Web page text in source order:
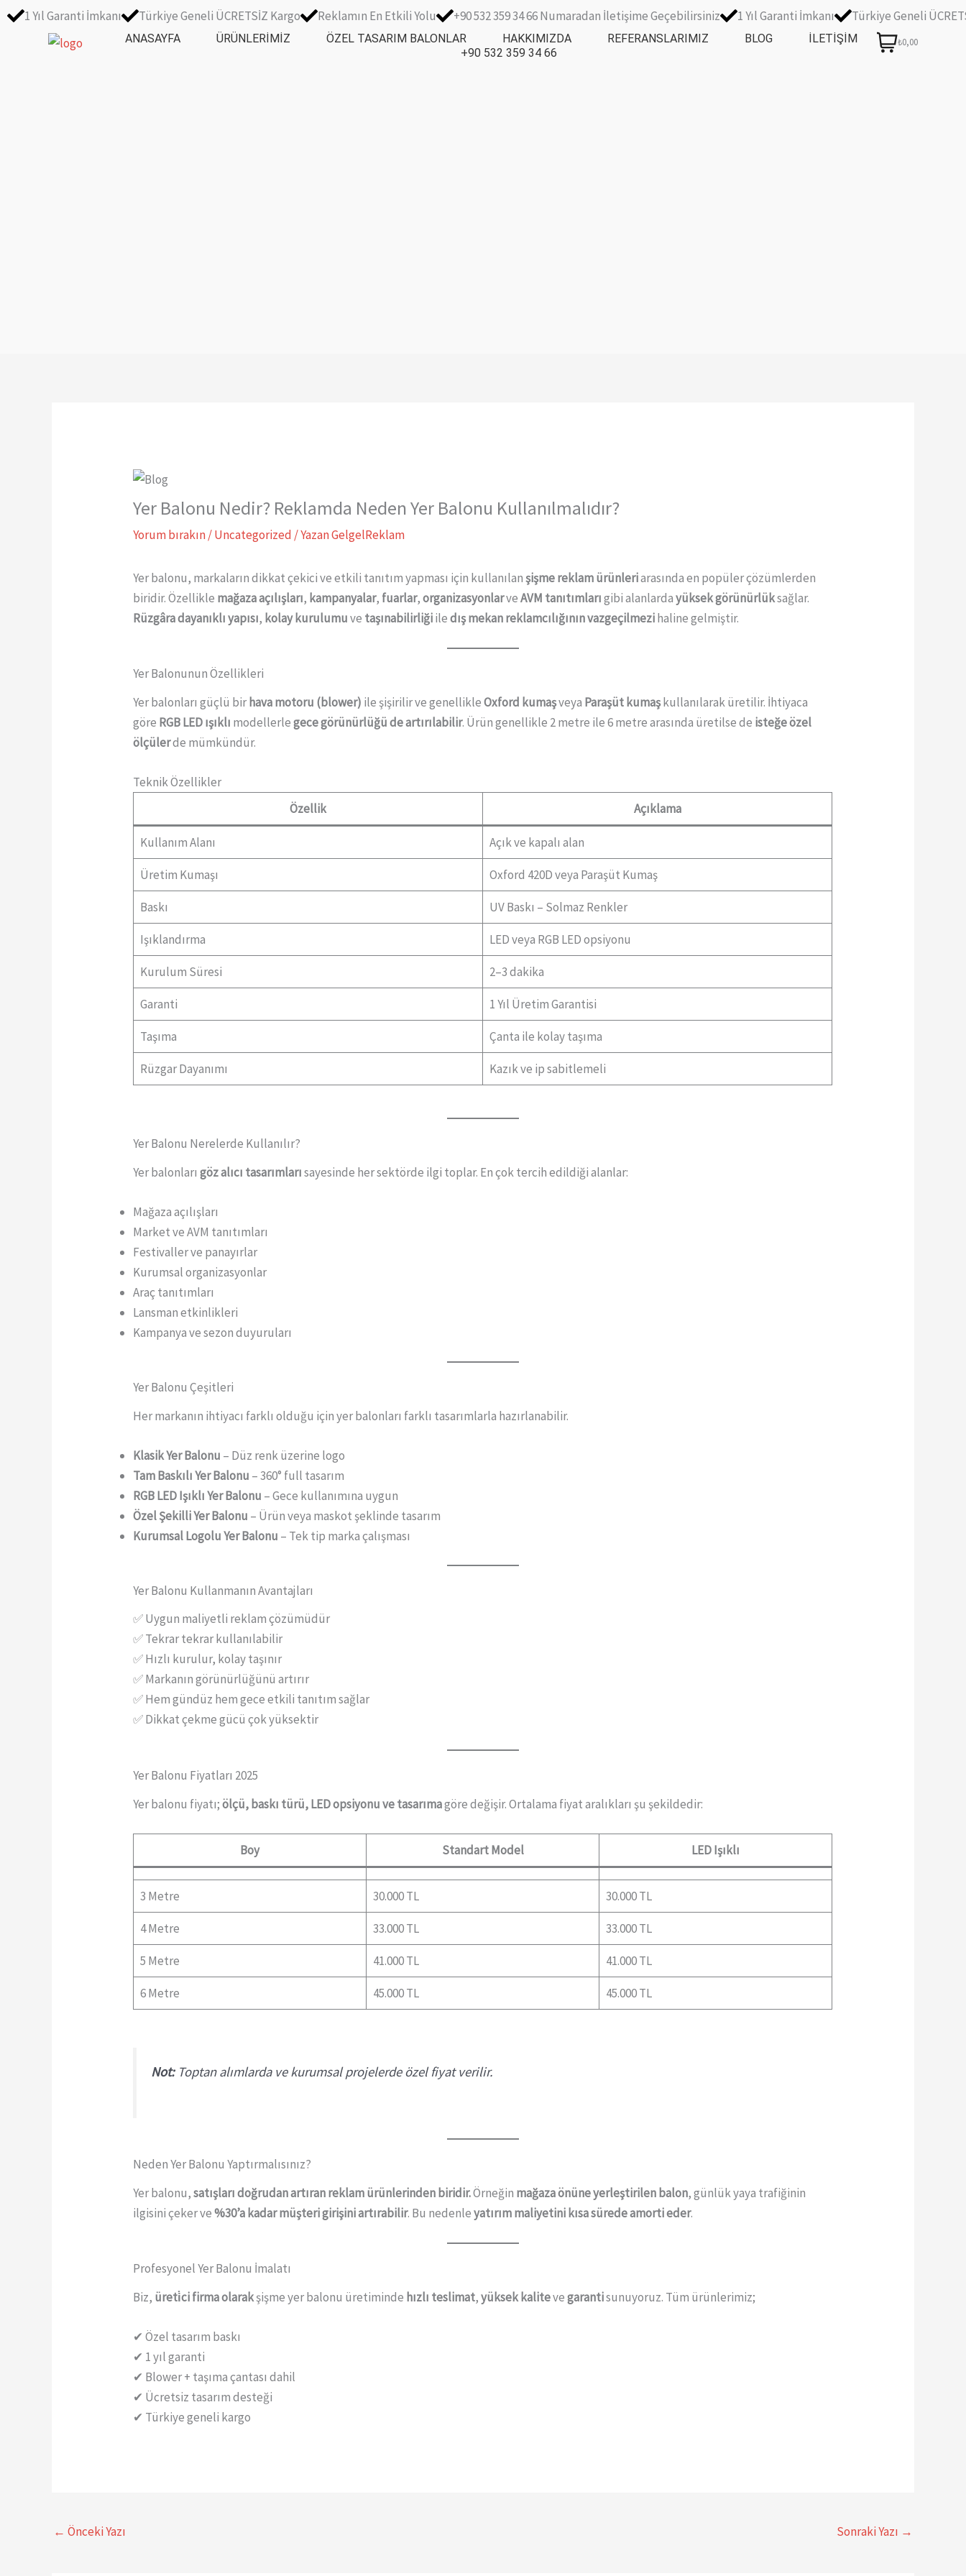
İçeriğe1 Yıl Garanti İmkanı Türkiye Geneli ÜCRETSİZ Kargo Reklamın En Etkili Yolu +90 532 359 34 66 Numaradan İletişime Geçebilirsiniz 1 Yıl Garanti İmkanı Türkiye Geneli
₺0,00
ANASAYFA ÜRÜNLERIMIZ ÖZEL TASARIM BALONLAR HAKKIMIZDA REFERANSLARIMIZ BLOG
İLETIŞIM
+90 532 359 34 66
Yer Balonu Nedir? Reklamda Neden Yer Balonu Kullanılmalıdır?
Yorum bırakın/Uncategorized / YazanGelgelReklam
Yer balonu, markaların dikkat çekici ve etkili tanıtım yapması için kullanılanşişme reklam ürünleriarasında en popüler çözümlerden
biridir. Özellikle mağaza açılışları, kampanyalar, fuarlar,organizasyonlarveAVM tanıtımlarıgibi alanlardayüksek görünürlüksağlar.
Rüzgâra dayanıklı yapısı, kolay kurulumuve taşınabilirliğiiledış mekan reklamcılığının vazgeçilmezihaline gelmiştir.
Yer Balonunun Özellikleri
Yer balonları güçlü birhava motoru (blower) ile şişirilir ve genellikleOxford kumaşveya Paraşüt kumaşkullanılarak üretilir. İhtiyaca
göre RGB LED ışıklı modellerlegece görünürlüğü de artırılabilir. Ürün genellikle 2 metre ile 6 metre arasında üretilse de isteğe özel
ölçülerde mümkündür.
Teknik Özellikler
Özellik
Açıklama
Kullanım Alanı Açık ve kapalı alan
Üretim Kumaşı Oxford 420D veya Paraşüt Kumaş
Baskı UV Baskı – Solmaz Renkler
Işıklandırma LED veya RGB LED opsiyonu
Kurulum Süresi 2–3 dakika
Garanti 1 Yıl Üretim Garantisi
Taşıma Çanta ile kolay taşıma
Rüzgar Dayanımı Kazık ve ip sabitlemeli
Yer Balonu Nerelerde Kullanılır?
Yer balonlarıgöz alıcı tasarımlarısayesinde her sektörde ilgi toplar. En çok tercih edildiği alanlar:
Mağaza açılışları
Market ve AVM tanıtımları
Festivaller ve panayırlar
Kurumsal organizasyonlar
Araç tanıtımları
Lansman etkinlikleri
Kampanya ve sezon duyuruları
Yer Balonu Çeşitleri
Her markanın ihtiyacı farklı olduğu için yer balonları farklı tasarımlarla hazırlanabilir.
Klasik Yer Balonu – Düz renk üzerine logo
Tam Baskılı Yer Balonu – 360° full tasarım
RGB LED Işıklı Yer Balonu – Gece kullanımına uygun
Özel Şekilli Yer Balonu – Ürün veya maskot şeklinde tasarım
Kurumsal Logolu Yer Balonu – Tek tip marka çalışması
Yer Balonu Kullanmanın Avantajları
✅ Uygun maliyetli reklam çözümüdür
✅ Tekrar tekrar kullanılabilir
✅ Hızlı kurulur, kolay taşınır
✅ Markanın görünürlüğünü artırır
✅ Hem gündüz hem gece etkili tanıtım sağlar
✅ Dikkat çekme gücü çok yüksektir
Yer Balonu Fiyatları 2025
Yer balonu fiyatı;ölçü, baskı türü, LED opsiyonu ve tasarımagöre değişir. Ortalama fiyat aralıkları şu şekildedir:
Boy Standart Model LED Işıklı
3 Metre 30.000 TL 30.000 TL
4 Metre 33.000 TL 33.000 TL
5 Metre 41.000 TL 41.000 TL
6 Metre 45.000 TL 45.000 TL
Not:Toptan alımlarda ve kurumsal projelerde özel fiyat verilir.
Neden Yer Balonu Yaptırmalısınız?
Yer balonu,satışları doğrudan artıran reklam ürünlerinden biridir.Örneğin mağaza önüne yerleştirilen balon, günlük yaya trafiğinin
ilgisini çeker ve%30’a kadar müşteri girişini artırabilir. Bu nedenleyatırım maliyetini kısa sürede amorti eder.
Profesyonel Yer Balonu İmalatı
Biz, üreti̇ci firma olarakşişme yer balonu üretiminde hızlı teslimat,yüksek kalitevegarantisunuyoruz. Tüm ürünlerimiz;
✔ Özel tasarım baskı
✔ 1 yıl garanti
✔ Blower + taşıma çantası dahil
✔ Ücretsiz tasarım desteği
✔ Türkiye geneli kargo
← Önceki Yazı Sonraki Yazı →